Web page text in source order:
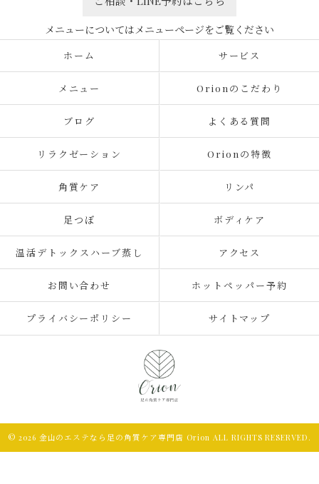
ホーム サービス
メニュー Orionのこだわり
ブログ よくある質問
リラクゼーション Orionの特徴
角質ケア リンパ
足つぼ ボディケア
温活デトックスハーブ蒸し アクセス
お問い合わせ ホットペッパー予約
プライバシーポリシー サイトマップ
© 2026 金山のエステなら足の角質ケア専門店 Orion ALL RIGHTS RESERVED.